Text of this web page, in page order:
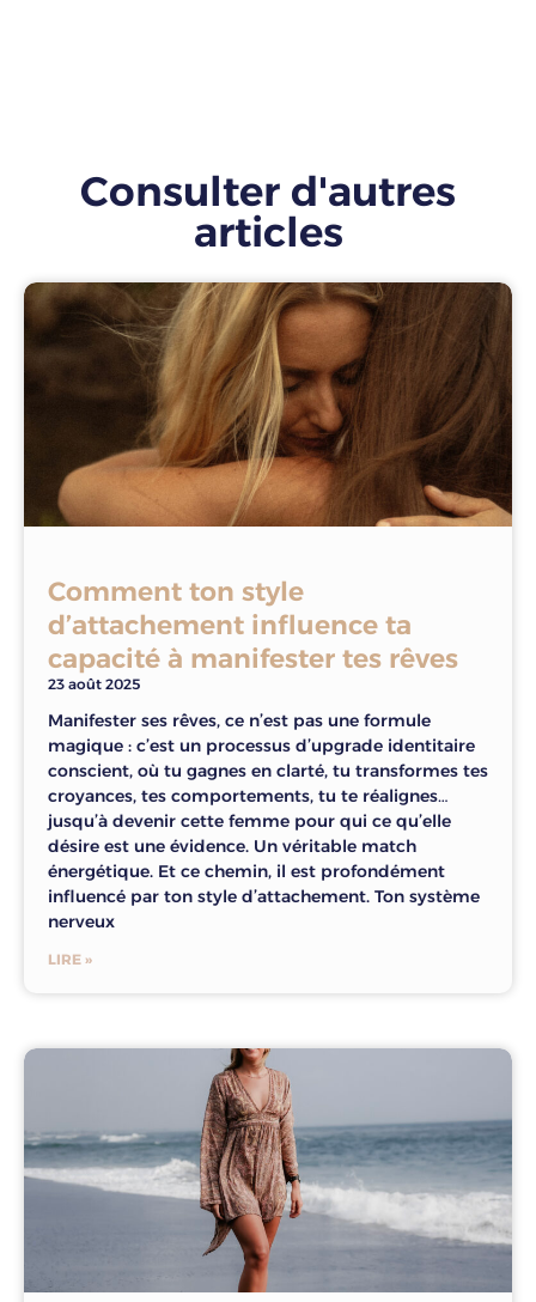
Consulter d'autres
articles
Comment ton style
d’attachement influence ta
capacité à manifester tes rêves
23 août 2025
Manifester ses rêves, ce n’est pas une formule
magique : c’est un processus d’upgrade identitaire
conscient, où tu gagnes en clarté, tu transformes tes
croyances, tes comportements, tu te réalignes…
jusqu’à devenir cette femme pour qui ce qu’elle
désire est une évidence. Un véritable match
énergétique. Et ce chemin, il est profondément
influencé par ton style d’attachement. Ton système
nerveux
LIRE »